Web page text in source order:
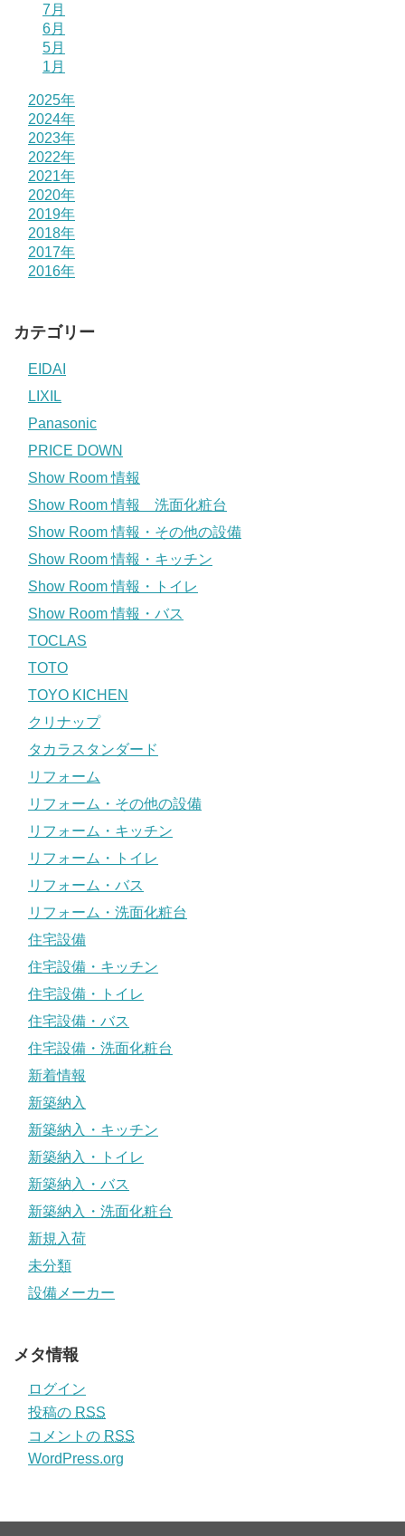
7月
6月
5月
1月
2025年
2024年
2023年
2022年
2021年
2020年
2019年
2018年
2017年
2016年
カテゴリー
EIDAI
LIXIL
Panasonic
PRICE DOWN
Show Room 情報
Show Room 情報 洗面化粧台
Show Room 情報・その他の設備
Show Room 情報・キッチン
Show Room 情報・トイレ
Show Room 情報・バス
TOCLAS
TOTO
TOYO KICHEN
クリナップ
タカラスタンダード
リフォーム
リフォーム・その他の設備
リフォーム・キッチン
リフォーム・トイレ
リフォーム・バス
リフォーム・洗面化粧台
住宅設備
住宅設備・キッチン
住宅設備・トイレ
住宅設備・バス
住宅設備・洗面化粧台
新着情報
新築納入
新築納入・キッチン
新築納入・トイレ
新築納入・バス
新築納入・洗面化粧台
新規入荷
未分類
設備メーカー
メタ情報
ログイン
投稿の RSS
コメントの RSS
WordPress.org